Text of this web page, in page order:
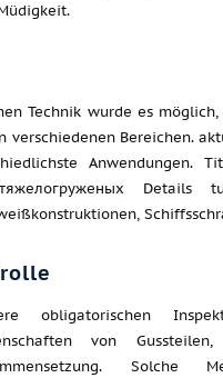
Technik wurde es
verschiedenen Bereichen.
Anwendungen.
Details
obligatorischen
von
Solche